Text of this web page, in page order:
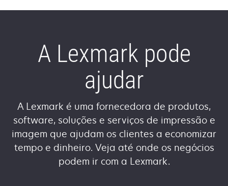
A Lexmark pode
ajudar
A Lexmark é uma fornecedora de produtos,
software, soluções e serviços de impressão e
imagem que ajudam os clientes a economizar
tempo e dinheiro. Veja até onde os negócios
podem ir com a Lexmark.